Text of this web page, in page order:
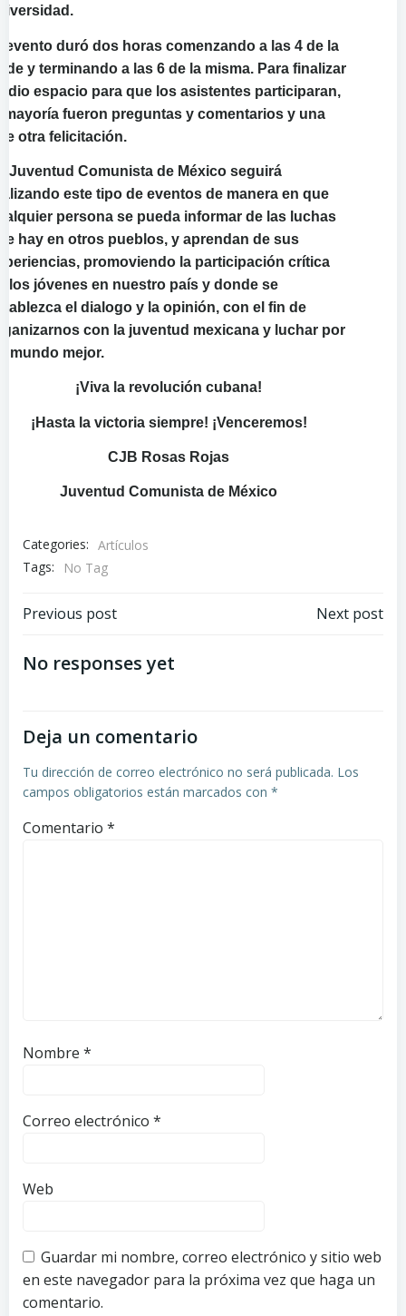
evento duró dos horas comenzando a las 4 de la
y terminando a las 6 de la misma. Para finalizar
dio espacio para que los asistentes participaran,
mayoría fueron preguntas y comentarios y una
otra felicitación.
Juventud Comunista de México seguirá
este tipo de eventos de manera en que
persona se pueda informar de las luchas
hay en otros pueblos, y aprendan de sus
promoviendo la participación crítica
los jóvenes en nuestro país y donde se
el dialogo y la opinión, con el fin de
con la juventud mexicana y luchar por
mundo mejor.
¡Viva la revolución cubana!
¡Hasta la victoria siempre! ¡Venceremos!
CJB Rosas Rojas
Juventud Comunista de México
Categories: Artículos
Tags:
No Tag
Navegación
de
Previous post
Navegación
Next post
No responses yet
Deja un comentario
Tu dirección de correo electrónico no será publicada. Los
campos obligatorios están marcados con *
Comentario *
Nombre *
Correo electrónico *
Web
Guardar mi nombre, correo electrónico y sitio web
en este navegador para la próxima vez que haga un
comentario.